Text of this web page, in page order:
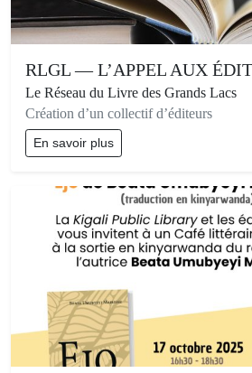
RLGL — L’APPEL AUX
Le Réseau du Livre des Grands Lacs
Création d’un collectif d’éditeurs
En savoir plus